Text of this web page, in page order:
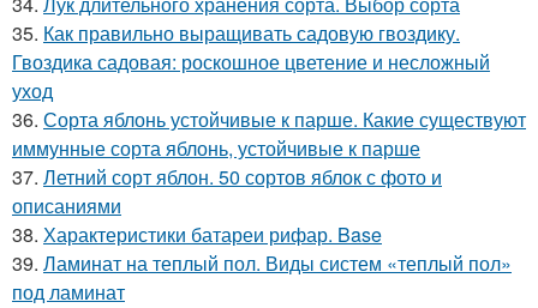
35. Как правильно выращивать садовую гвоздику.
Гвоздика садовая: роскошное цветение и несложный
уход
36. Сорта яблонь устойчивые к парше. Какие существуют
иммунные сорта яблонь, устойчивые к парше
37. Летний сорт яблон. 50 сортов яблок с фото и
описаниями
38. Характеристики батареи рифар. Base
39. Ламинат на теплый пол. Виды систем «теплый пол»
под ламинат